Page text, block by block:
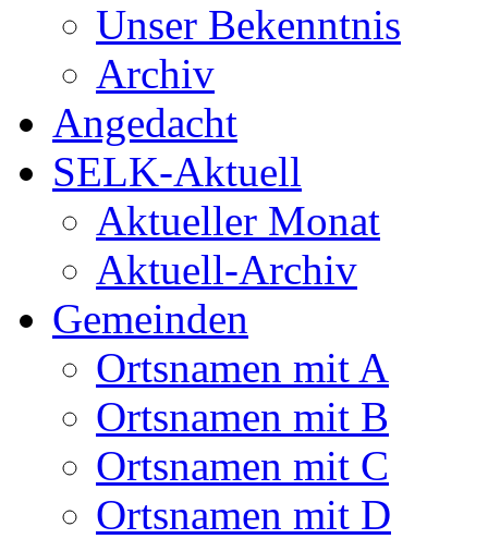
Unser Bekenntnis
Archiv
Angedacht
SELK-Aktuell
Aktueller Monat
Aktuell-Archiv
Gemeinden
Ortsnamen mit A
Ortsnamen mit B
Ortsnamen mit C
Ortsnamen mit D